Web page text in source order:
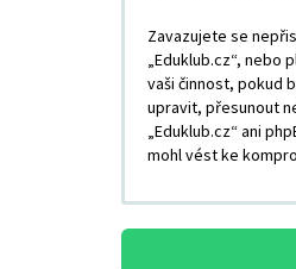
Zavazujete se
„Eduklub.cz“, nebo
vaši činnost, pokud
upravit, přesunout
„Eduklub.cz“ ani
mohl vést ke